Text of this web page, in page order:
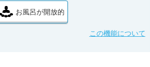
お風呂が開放的
この機能について